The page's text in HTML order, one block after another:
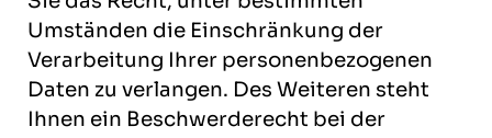
Umständen die Einschränkung der
Verarbeitung Ihrer personenbezogenen
Daten zu verlangen. Des Weiteren steht
Ihnen ein Beschwerderecht bei der